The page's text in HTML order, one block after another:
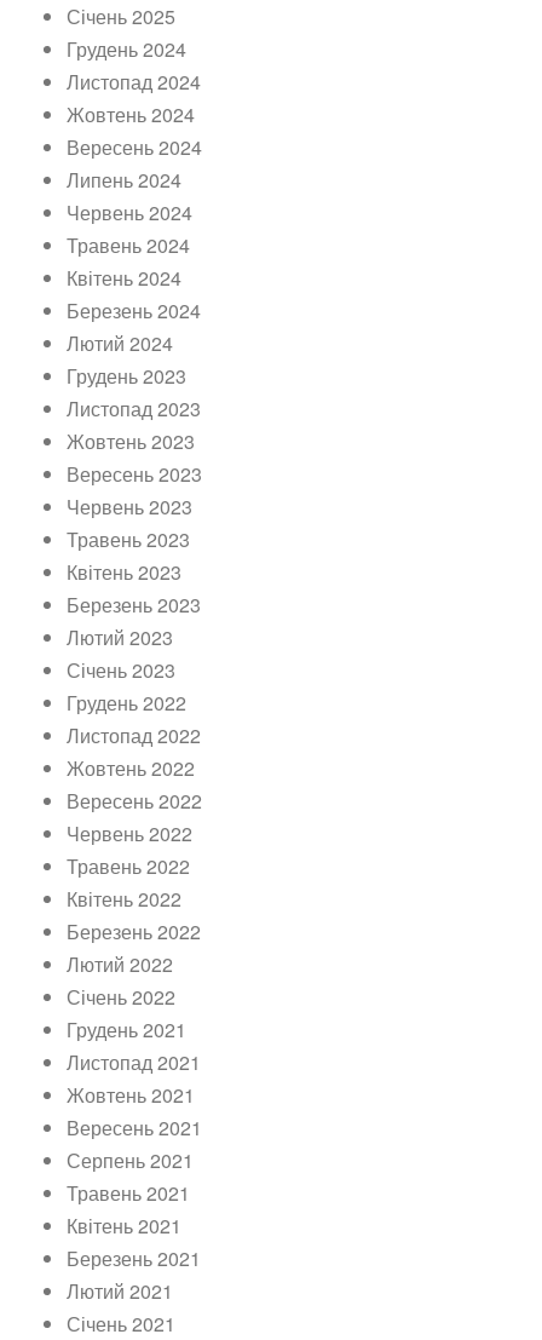
Січень 2025
Грудень 2024
Листопад 2024
Жовтень 2024
Вересень 2024
Липень 2024
Червень 2024
Травень 2024
Квітень 2024
Березень 2024
Лютий 2024
Грудень 2023
Листопад 2023
Жовтень 2023
Вересень 2023
Червень 2023
Травень 2023
Квітень 2023
Березень 2023
Лютий 2023
Січень 2023
Грудень 2022
Листопад 2022
Жовтень 2022
Вересень 2022
Червень 2022
Травень 2022
Квітень 2022
Березень 2022
Лютий 2022
Січень 2022
Грудень 2021
Листопад 2021
Жовтень 2021
Вересень 2021
Серпень 2021
Травень 2021
Квітень 2021
Березень 2021
Лютий 2021
Січень 2021